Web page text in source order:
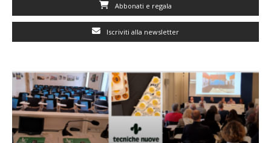
Abbonati e regala
Iscriviti alla newsletter